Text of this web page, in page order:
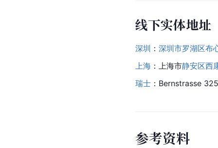
线下实体地址
深圳 ： 深圳市罗湖区布
上海 ： 上海市静安区西
瑞士 ：Bernstrasse
参考资料